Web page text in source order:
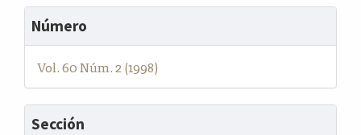
Número
Vol. 60 Núm. 2 (1998)
Sección